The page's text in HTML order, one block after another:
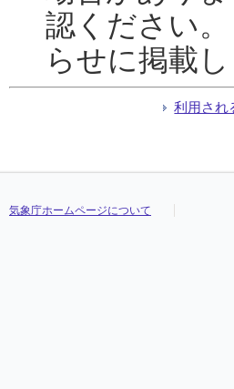
認ください
らせに掲載し
利用され
気象庁ホームページについて